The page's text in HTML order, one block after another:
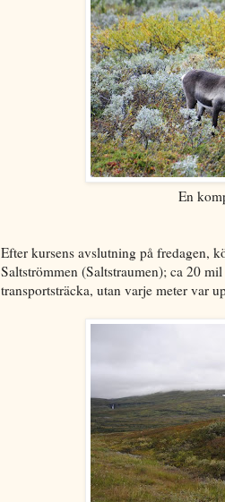
En
Efter kursens avslutning på fredagen,
Saltströmmen (Saltstraumen); ca 20
transportsträcka, utan varje meter var